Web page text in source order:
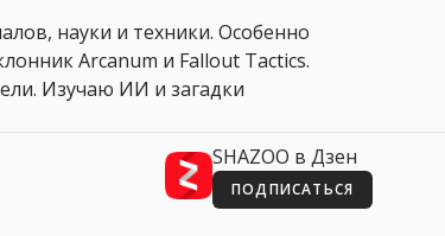
науки и техники. Особенно
Arcanum и Fallout Tactics.
Изучаю ИИ и загадки
SHAZOO в Дзен
ПОДПИСАТЬСЯ